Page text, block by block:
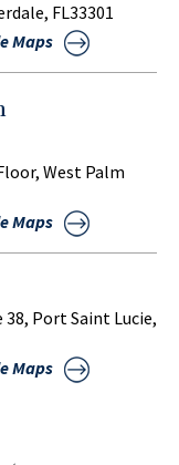
FL33301
Maps
West Palm
Maps
38, Port Saint Lucie,
Maps